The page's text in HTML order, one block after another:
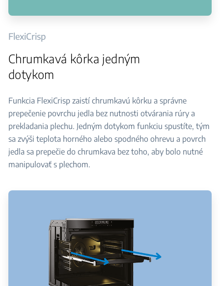
FlexiCrisp
Chrumkavá kôrka jedným
dotykom
Funkcia FlexiCrisp zaistí chrumkavú kôrku a správne
prepečenie povrchu jedla bez nutnosti otvárania rúry a
prekladania plechu. Jedným dotykom funkciu spustíte, tým
sa zvýši teplota horného alebo spodného ohrevu a povrch
jedla sa prepečie do chrumkava bez toho, aby bolo nutné
manipulovať s plechom.